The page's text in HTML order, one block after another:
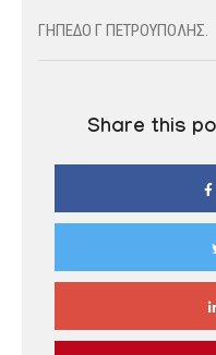
ΓΗΠΕΔΟ Γ ΠΕΤΡΟΥΠΟΛΗΣ.
Share this